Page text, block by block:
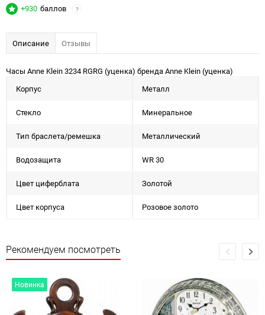
+930 баллов ?
Описание Отзывы
Часы Anne Klein 3234 RGRG (уценка) бренда Anne Klein (уценка)
Корпус
Металл
Стекло Минеральное
Тип браслета/ремешка Металлический
Водозащита WR 30
Цвет циферблата Золотой
Цвет корпуса Розовое золото
Рекомендуем посмотреть
Новинка